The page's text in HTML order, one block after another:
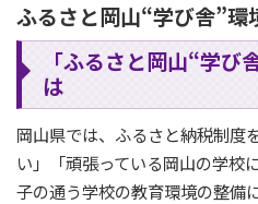
ふるさと岡山“学び舎”環
「ふるさと岡山“学び
は
岡山県では、ふるさと納税制度
い」「頑張っている岡山の学校
子の通う学校の教育環境の整備